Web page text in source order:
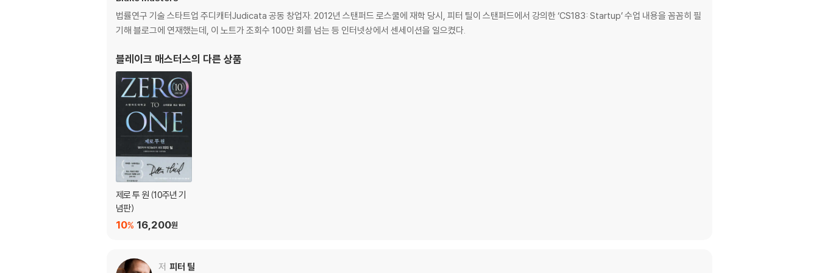
9·11 테러 직후 이룬 상장의 꿈
페이팔의 매각
단단한 유대로 맺어진 남자들
3장 페이팔과 팰런티어의 성공 비결_상식을 깨는 틸의 경영 전략
난제를 극복하는 법
정부로부터의 화폐 해방
비즈니스 파트너 선택은 결혼과 마찬가지
모든 전략의 초점을 하나에 맞춰라
오래도록 함께할 팀을 만들어라
애자일 방식의 기업 경영
탁월한 사람을 끌어당기는 조직
페이팔이 창조한 혁신 매커니즘
테러를 예측한 빅데이터 힘, 팰런티어의 시작
철학자를 CEO에 앉힌 이유
안전과 사생활 보호, 무엇이 우선인가?
법률연구 기술 스타트업 주디캐터Judicata 공동 창업자. 2012년 스탠퍼드 로스쿨에 재학 당시, 피터 틸이 스탠퍼드에서 강의한 ‘CS183: Startup’ 수업 내용을 꼼꼼히 필
기해 블로그에 연재했는데, 이 노트가 조회수 100만 회를 넘는 등 인터넷상에서 센세이션을 일으켰다.
블레이크 매스터스의 다른 상품
제로 투 원 (10주년 기
념판)
16,200원
10%
저 피터 틸